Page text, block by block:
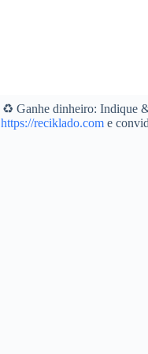
♻️ Ganhe dinheiro: Indique
https://reciklado.come